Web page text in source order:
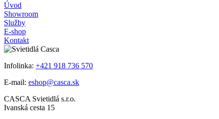
Úvod
Showroom
Služby
E-shop
Kontakt
Infolinka: +421 918 736 570
E-mail: eshop@casca.sk
CASCA Svietidlá s.r.o.
Ivanská cesta 15